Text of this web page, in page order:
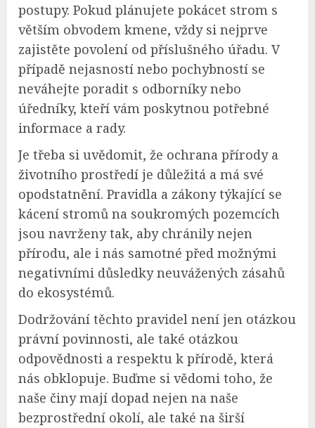
postupy. Pokud plánujete pokácet strom s
větším obvodem kmene, vždy si nejprve
zajistěte povolení od příslušného úřadu. V
případě nejasností nebo pochybností se
neváhejte poradit s odborníky nebo
úředníky, kteří vám poskytnou potřebné
informace a rady.
Je třeba si uvědomit, že ochrana přírody a
životního prostředí je důležitá a má své
opodstatnění. Pravidla a zákony týkající se
kácení stromů na soukromých pozemcích
jsou navrženy tak, aby chránily nejen
přírodu, ale i nás samotné před možnými
negativními důsledky neuvážených zásahů
do ekosystémů.
Dodržování těchto pravidel není jen otázkou
právní povinnosti, ale také otázkou
odpovědnosti a respektu k přírodě, která
nás obklopuje. Buďme si vědomi toho, že
naše činy mají dopad nejen na naše
bezprostřední okolí, ale také na širší